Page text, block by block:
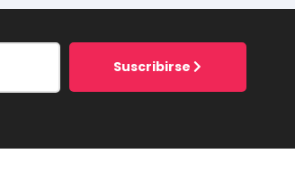
Suscribirse